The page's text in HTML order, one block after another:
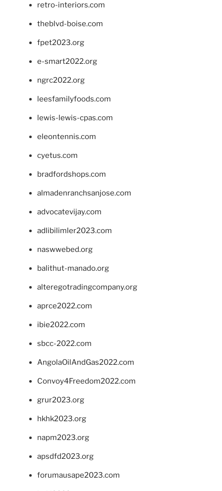
retro-interiors.com
theblvd-boise.com
fpet2023.org
e-smart2022.org
ngrc2022.org
leesfamilyfoods.com
lewis-lewis-cpas.com
eleontennis.com
cyetus.com
bradfordshops.com
almadenranchsanjose.com
advocatevijay.com
adlibilimler2023.com
naswwebed.org
balithut-manado.org
alteregotradingcompany.org
aprce2022.com
ibie2022.com
sbcc-2022.com
AngolaOilAndGas2022.com
Convoy4Freedom2022.com
grur2023.org
hkhk2023.org
napm2023.org
apsdfd2023.org
forumausape2023.com